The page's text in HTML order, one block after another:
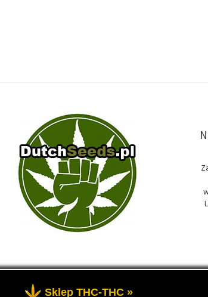
Sklep THC-THC »